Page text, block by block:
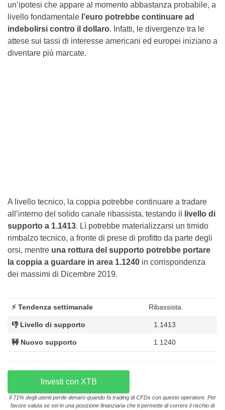
un’ipotesi che appare al momento abbastanza probabile, a
livello fondamentale l’euro potrebbe continuare ad
indebolirsi contro il dollaro. Infatti, le divergenze tra le
attese sui tassi di interesse americani ed europei iniziano a
diventare più marcate.
A livello tecnico, la coppia potrebbe continuare a tradare
all’interno del solido canale ribassista, testando il
livello di
supporto a 1.1413. Lì potrebbe materializzarsi un timido
rimbalzo tecnico, a fronte di prese di profitto da parte degli
orsi, mentre una rottura del supporto potrebbe portare
la coppia a guardare in area 1.1240 in corrispondenza
dei massimi di Dicembre 2019.
⚡ Tendenza settimanale Ribassista
👎 Livello di supporto 1.1413
🚧 Nuovo supporto 1.1240
Investi con XTB
Il 71% degli utenti perde denaro quando fa trading di CFDs con questo operatore. Per
favore valuta se sei in una posizione finanziaria che ti permette di correre il rischio di